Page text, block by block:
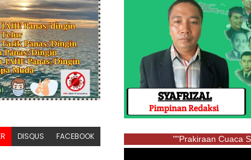
DISQUS FACEBOOK ""Prakiraan Cuaca